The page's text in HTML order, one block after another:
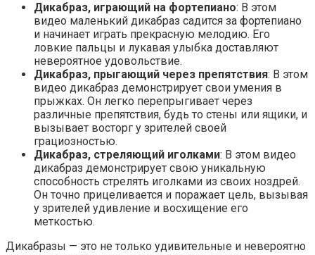
Дикабраз, играющий на фортепиано: В этом
видео маленький дикабраз садится за фортепиано
и начинает играть прекрасную мелодию. Его
ловкие пальцы и лукавая улыбка доставляют
невероятное удовольствие.
Дикабраз, прыгающий через препятствия: В этом
видео дикабраз демонстрирует свои умения в
прыжках. Он легко перепрыгивает через
различные препятствия, будь то стены или ящики, и
вызывает восторг у зрителей своей
грациозностью.
Дикабраз, стреляющий иголками: В этом видео
дикабраз демонстрирует свою уникальную
способность стрелять иголками из своих ноздрей.
Он точно прицеливается и поражает цель, вызывая
у зрителей удивление и восхищение его
меткостью.
Дикабразы — это не только удивительные и невероятно